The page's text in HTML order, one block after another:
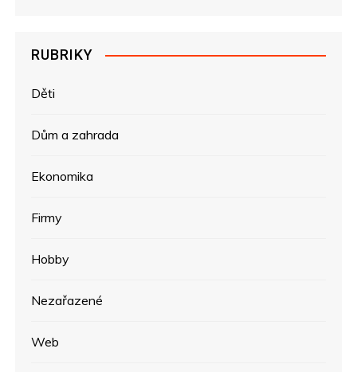
RUBRIKY
Děti
Dům a zahrada
Ekonomika
Firmy
Hobby
Nezařazené
Web